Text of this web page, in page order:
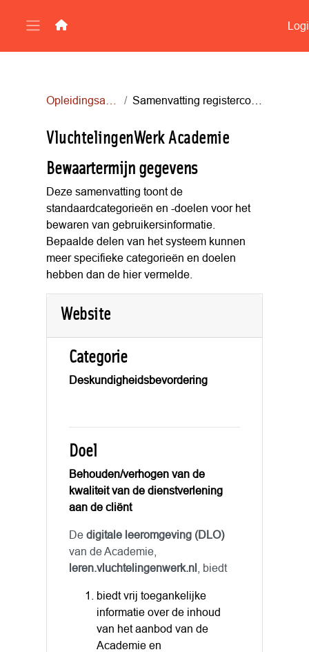
VluchtelingenWerk Academie
Bewaartermijn gegevens
Deze samenvatting toont de
standaardcategorieën en -doelen voor het
bewaren van gebruikersinformatie.
Bepaalde delen van het systeem kunnen
meer specifieke categorieën en doelen
hebben dan de hier vermelde.
Website
Categorie
Deskundigheidsbevordering
Doel
Behouden/verhogen van de
kwaliteit van de dienstverlening
aan de cliënt
Dedigitale leeromgeving (DLO)
van de Academie,
leren.vluchtelingenwerk.nl , biedt
biedt vrij toegankelijke
informatie over de inhoud
van het aanbod van de
Academie en